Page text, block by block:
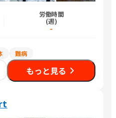
労働時間
(週)
-
難病
もっと見る